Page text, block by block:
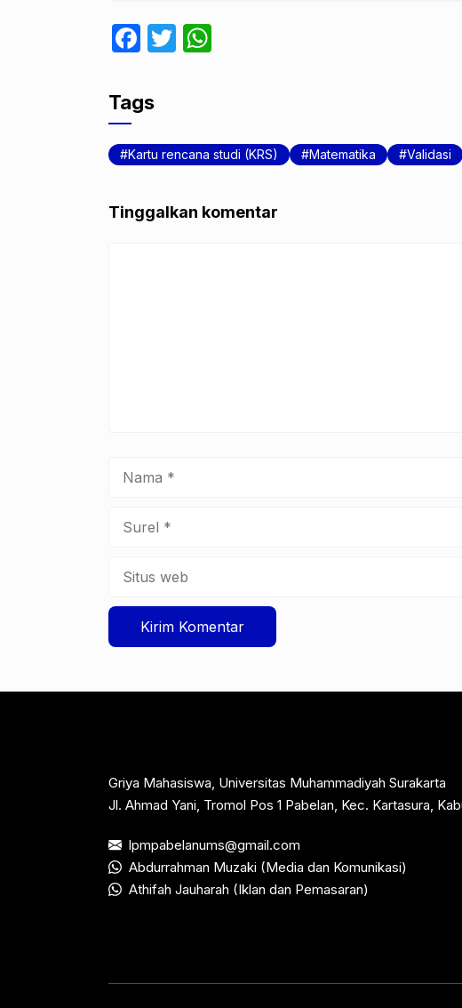
F
c
e
b
o
T
A
p
Tags
Kartu rencana studi (KRS) Matematika Validasi
Tinggalkan komentar
Griya Mahasiswa, Universitas Muhammadiyah Surakarta
Jl. Ahmad Yani, Tromol Pos 1 Pabelan, Kec. Kartasura,
lpmpabelanums@gmail.com
Abdurrahman Muzaki (Media dan Komunikasi)
Athifah Jauharah (Iklan dan Pemasaran)